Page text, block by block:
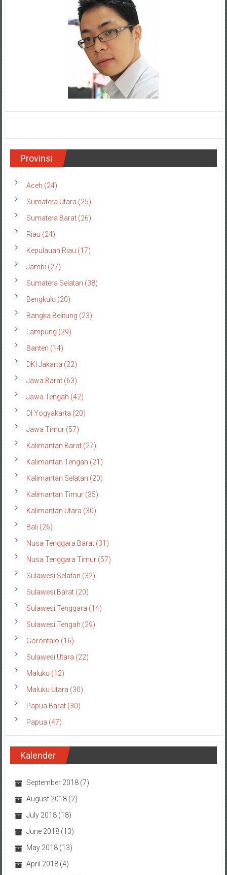
Provinsi
Aceh (24)
Sumatera Utara (25)
Sumatera Barat (26)
Riau (24)
Kepulauan Riau (17)
Jambi (27)
Sumatera Selatan (38)
Bengkulu (20)
Bangka Belitung (23)
Lampung (29)
Banten (14)
DKI Jakarta (22)
Jawa Barat (63)
Jawa Tengah (42)
DI Yogyakarta (20)
Jawa Timur (57)
Kalimantan Barat (27)
Kalimantan Tengah (21)
Kalimantan Selatan (20)
Kalimantan Timur (35)
Kalimantan Utara (30)
Bali (26)
Nusa Tenggara Barat (31)
Nusa Tenggara Timur (57)
Sulawesi Selatan (32)
Sulawesi Barat (20)
Sulawesi Tenggara (14)
Sulawesi Tengah (29)
Gorontalo (16)
Sulawesi Utara (22)
Maluku (12)
Maluku Utara (30)
Papua Barat (30)
Papua (47)
Kalender
September 2018(7)
August 2018(2)
July 2018(18)
June 2018(13)
May 2018(13)
April 2018(4)